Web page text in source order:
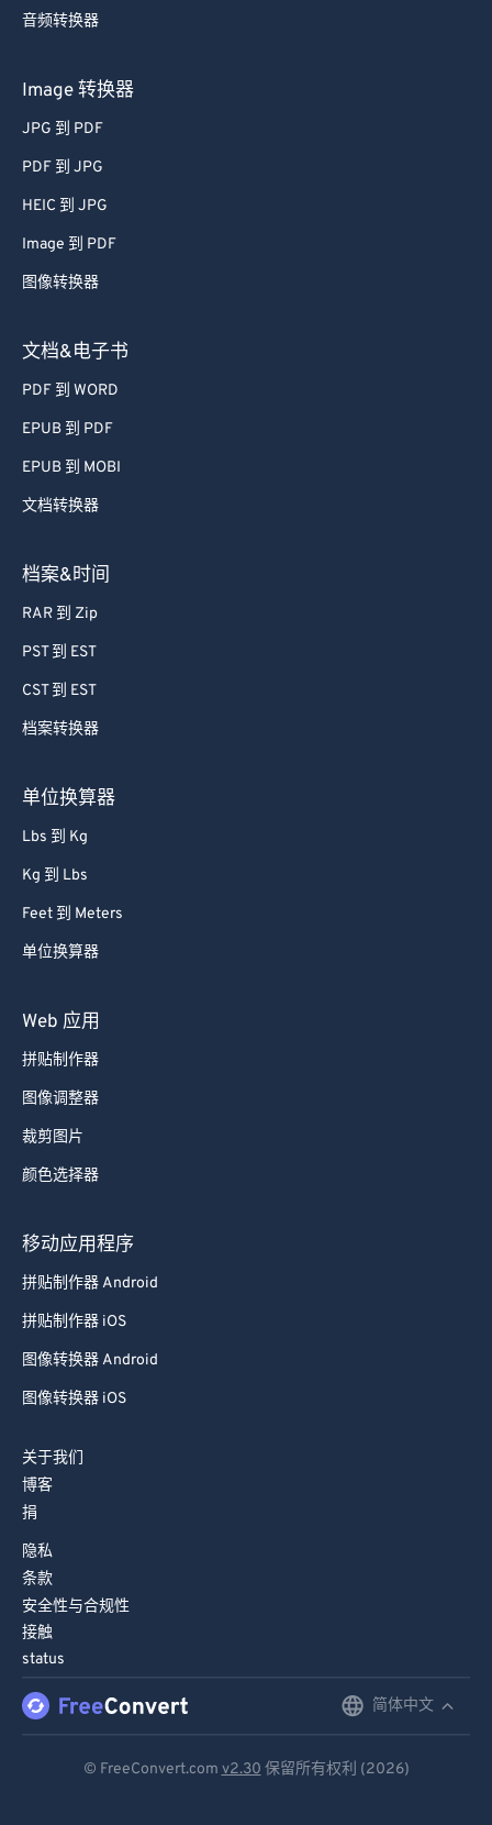
音频转换器
Image 转换器
JPG 到 PDF
PDF 到 JPG
HEIC 到 JPG
Image 到 PDF
图像转换器
文档&电子书
PDF 到 WORD
EPUB 到 PDF
EPUB 到 MOBI
文档转换器
档案&时间
RAR 到 Zip
PST 到 EST
CST 到 EST
档案转换器
单位换算器
Lbs 到 Kg
Kg 到 Lbs
Feet 到 Meters
单位换算器
Web 应用
拼贴制作器
图像调整器
裁剪图片
颜色选择器
移动应用程序
拼贴制作器 Android
拼贴制作器 iOS
图像转换器 Android
图像转换器 iOS
关于我们
博客
捐
隐私
条款
安全性与合规性
接触
status
简体中文
© FreeConvert.com v2.30 保留所有权利 (2026)